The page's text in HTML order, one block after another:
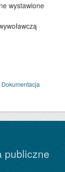
wystawione
Dokumentacja
publiczne